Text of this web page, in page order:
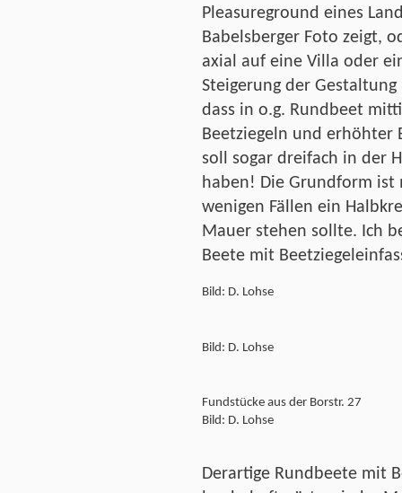
Pleasureground eines
Babelsberger Foto zeigt,
axial auf eine Villa oder
Steigerung der
dass in o.g. Rundbeet
Beetziegeln und erhöhter
soll sogar dreifach in der
haben! Die Grundform ist
wenigen Fällen ein
Mauer stehen sollte. Ich
Beete mit
Bild: D. Lohse
Bild: D. Lohse
Fundstücke aus der Borstr. 27
Bild: D. Lohse
Derartige Rundbeete mit